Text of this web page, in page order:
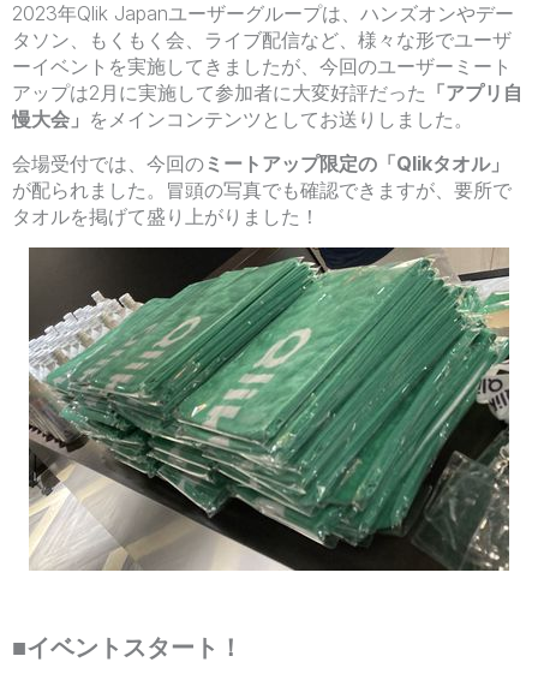
2023年Qlik Japanユーザーグループは、ハンズオンやデー
タソン、もくもく会、ライブ配信など、様々な形でユーザ
ーイベントを実施してきましたが、今回のユーザーミート
アップは2月に実施して参加者に大変好評だった 「アプリ自
慢大会」 をメインコンテンツとしてお送りしました。
会場受付では、今回の ミートアップ限定の「Qlikタオル」
が配られました。冒頭の写真でも確認できますが、要所で
タオルを掲げて盛り上がりました！
■イベントスタート！